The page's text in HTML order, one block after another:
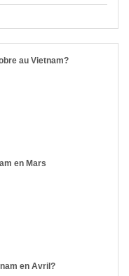
au Vietnam?
en Mars
en Avril?